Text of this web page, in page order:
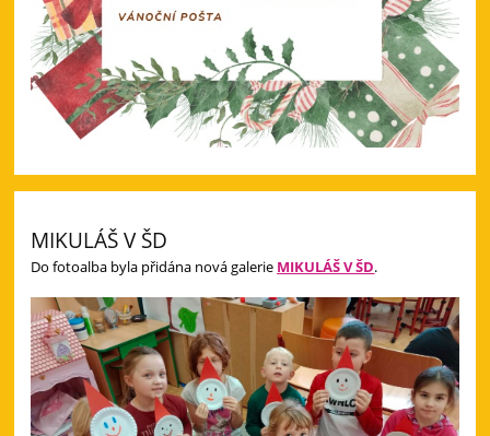
MIKULÁŠ V ŠD
Do fotoalba byla přidána nová galerie MIKULÁŠ V ŠD.